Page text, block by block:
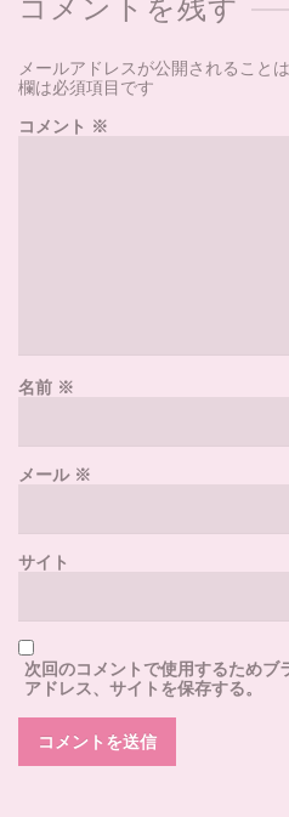
メールアドレスが公開されること
欄は必須項目です
コメント ※
名前 ※
メール※
サイト
次回のコメントで使用するため
アドレス、サイトを保存する。